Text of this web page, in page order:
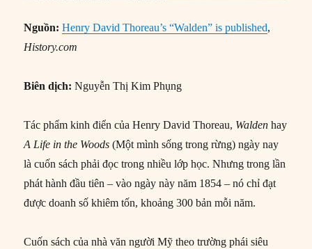
Nguồn: Henry David Thoreau’s “Walden” is published,
History.com
Biên dịch: Nguyễn Thị Kim Phụng
Tác phẩm kinh điển của Henry David Thoreau, Walden hay
A Life in the Woods (Một mình sống trong rừng) ngày nay
là cuốn sách phải đọc trong nhiều lớp học. Nhưng trong lần
phát hành đầu tiên – vào ngày này năm 1854 – nó chỉ đạt
được doanh số khiêm tốn, khoảng 300 bản mỗi năm.
Cuốn sách của nhà văn người Mỹ theo trường phái siêu